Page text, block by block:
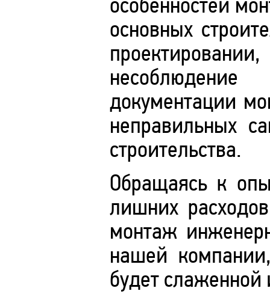
особенностей
основных
несоблюдение
документации
неправильных
строительства.
Обращаясь к
лишних
монтаж
нашей
будет слаженной